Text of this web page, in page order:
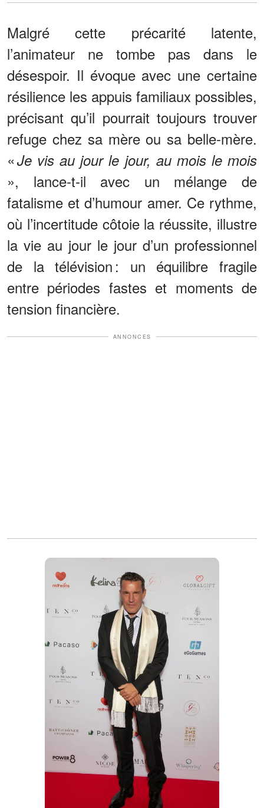
Malgré cette précarité latente,
l’animateur ne tombe pas dans le
désespoir. Il évoque avec une certaine
résilience les appuis familiaux possibles,
précisant qu’il pourrait toujours trouver
refuge chez sa mère ou sa belle-mère.
«Je vis au jour le jour, au mois le mois
», lance-t-il avec un mélange de
fatalisme et d’humour amer. Ce rythme,
où l’incertitude côtoie la réussite, illustre
la vie au jour le jour d’un professionnel
de la télévision : un équilibre fragile
entre périodes fastes et moments de
tension financière.
ANNONCES